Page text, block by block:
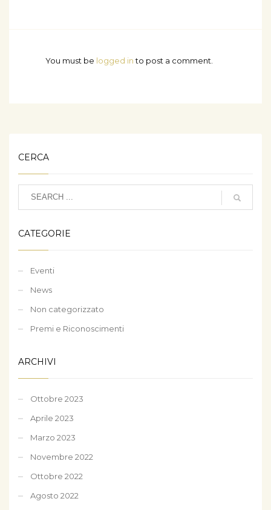
You must be logged into post a comment.
CERCA
CATEGORIE
Eventi
News
Non categorizzato
Premi e Riconoscimenti
ARCHIVI
Ottobre 2023
Aprile 2023
Marzo 2023
Novembre 2022
Ottobre 2022
Agosto 2022